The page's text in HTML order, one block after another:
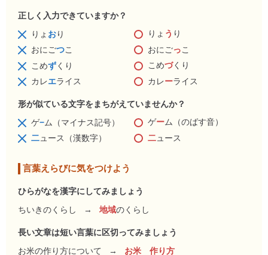
正しく入力できていますか？
りょ おり りょ う り
おにごつこ おにごっこ
こめずくり こめづくり
カレエライス カレーライス
形が似ている文字をまちがえていませんか？
ゲ−ム（マイナス記号） ゲーム（のばす音）
二ュース（漢数字） 二ュース
言葉えらびに気をつけよう
ひらがなを漢字にしてみましょう
ちいきのくらし
→ 地域のくらし
長い文章は短い言葉に区切ってみましょう
お米の作り方について
→ お米 作り方